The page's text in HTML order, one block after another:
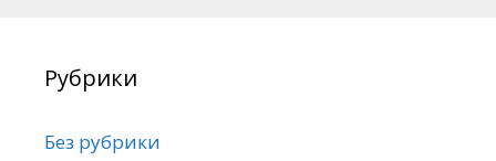
Рубрики
Без рубрики